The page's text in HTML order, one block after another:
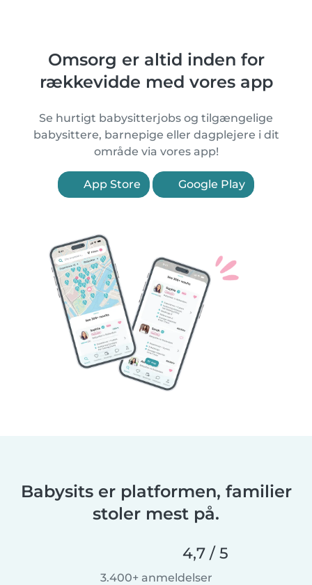
Omsorg er altid inden for
rækkevidde med vores app
Se hurtigt babysitterjobs og tilgængelige
babysittere, barnepige eller dagplejere i dit
område via vores app!
App Store Google Play
Babysits er platformen, familier
stoler mest på.
4,7 / 5
3.400+ anmeldelser